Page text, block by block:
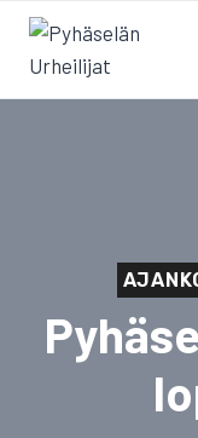
Siirry
sisältöön